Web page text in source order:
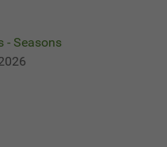
- Seasons